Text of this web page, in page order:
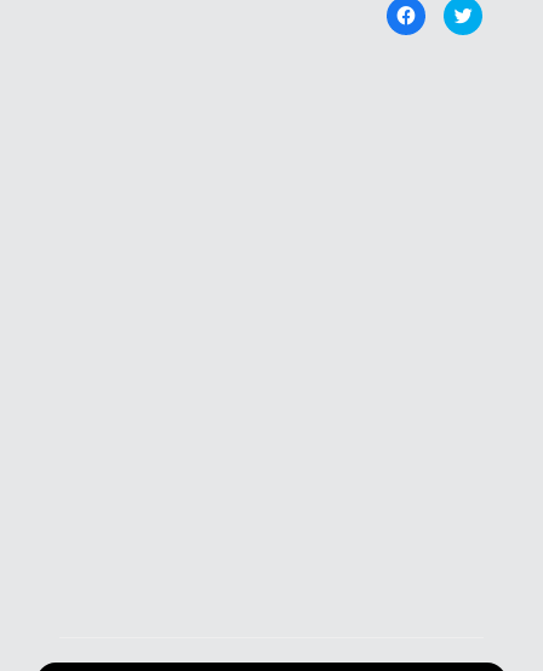
Click
to
share
Click
to